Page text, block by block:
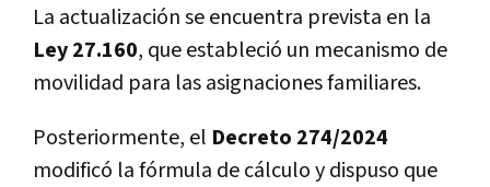
La actualización se encuentra prevista en la
Ley 27.160, que estableció un mecanismo de
movilidad para las asignaciones familiares.
Posteriormente, el Decreto 274/2024
modificó la fórmula de cálculo y dispuso que